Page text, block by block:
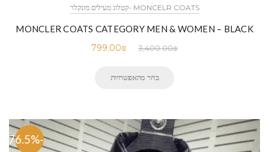
MONCELR COATS -קטלוג מעילים מונקלר
MONCLER COATS CATEGORY MEN & WOMEN – BLACK
3,400.00₪
799.00₪
בחר מהאפשרויות
-76.5%